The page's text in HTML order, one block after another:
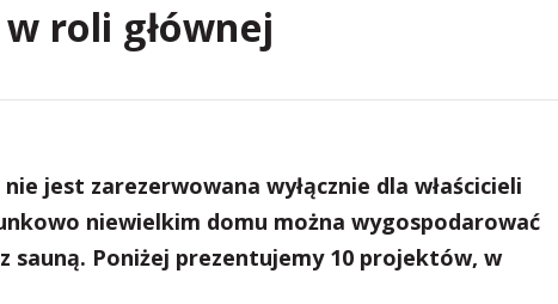
roli głównej
jest zarezerwowana wyłącznie dla właścicieli
niewielkim domu można wygospodarować
sauną. Poniżej prezentujemy 10 projektów, w